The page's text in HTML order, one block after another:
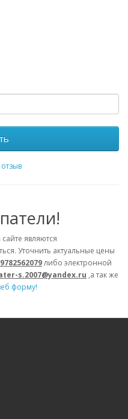
являются
Уточнить актуальные цены
либо электронной
s.2007@yandex.ru ,а так же
форму!